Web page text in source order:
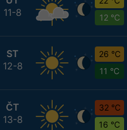
11-8
12 °C
ST
12-8
26 °C
11 °C
ČT
13-8
32 °C
16 °C